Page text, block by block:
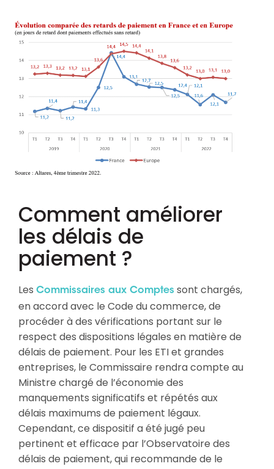
Comment améliorer
les délais de
paiement ?
Les Commissaires aux Comptes sont chargés,
en accord avec le Code du commerce, de
procéder à des vérifications portant sur le
respect des dispositions légales en matière de
délais de paiement. Pour les ETI et grandes
entreprises, le Commissaire rendra compte au
Ministre chargé de l’économie des
manquements significatifs et répétés aux
délais maximums de paiement légaux.
Cependant, ce dispositif a été jugé peu
pertinent et efficace par l’Observatoire des
délais de paiement, qui recommande de le